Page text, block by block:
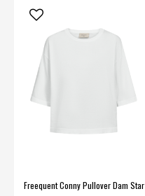
Freequent Conny Pullover Dam Star